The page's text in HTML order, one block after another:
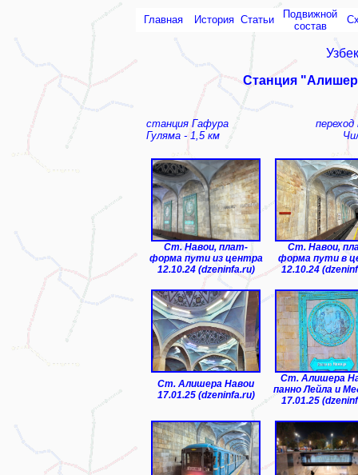
Главная История Статьи
Подвижной
состав
Станция
станция Гафура
Гуляма - 1,5 км
Ст. Навои, плат-
форма пути из центра
12.10.24 (dzeninfa.ru)
Ст. Навои,
форма пути в
12.10.24
Ст. Алишера Навои
17.01.25 (dzeninfa.ru)
Ст. Алишера
панно Лейла и
17.01.25